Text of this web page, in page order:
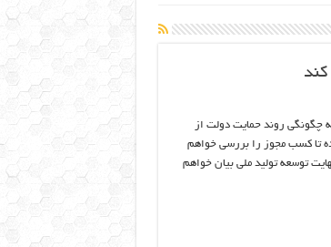
چگونگی روند حمایت دولت از
تا کسب مجوز را بررسی خواهم
توسعه تولید ملی بیان خواهم